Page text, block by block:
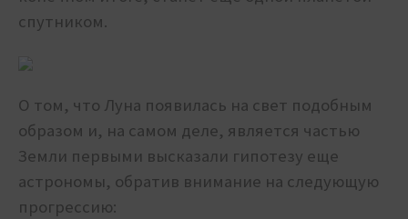
спутником.
О том, что Луна появилась на свет подобным
образом и, на самом деле, является частью
Земли первыми высказали гипотезу еще
астрономы, обратив внимание на следующую
прогрессию: